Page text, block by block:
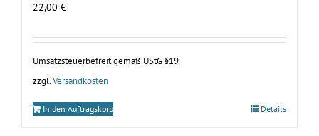
22,00 €
Umsatzsteuerbefreit gemäß UStG §19
zzgl. Versandkosten
In den Auftragskorb Details